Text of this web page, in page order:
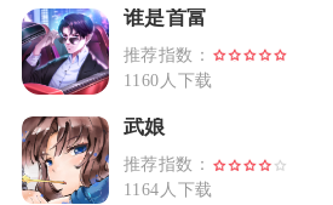
谁是首富
推荐指数：
1160人下载
武娘
推荐指数：
1164人下载